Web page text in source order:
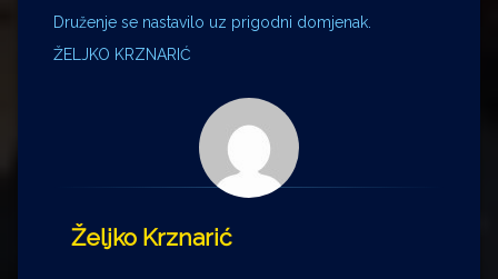
Druženje se nastavilo uz prigodni domjenak.
ŽELJKO KRZNARIĆ
Željko Krznarić